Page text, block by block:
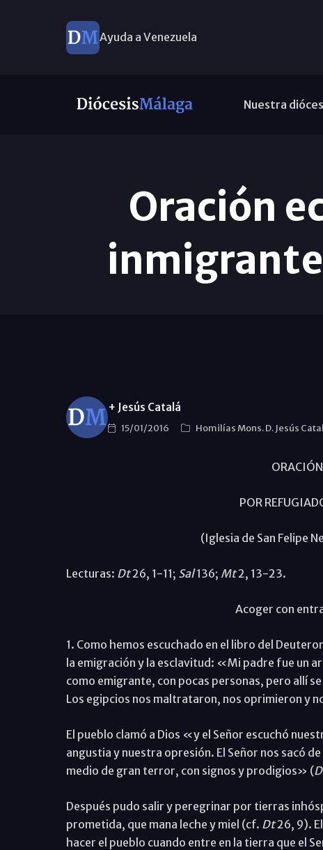
Ayuda a Venezuela
Nuestra
Oración
+ Jesús Catalá
15/01/2016 Homilías Mons. D. Jesús
POR
(Iglesia de San Felipe
Lecturas: Dt26, 1-11; Sal136; Mt2, 13-23.
Acoger con
1. Como hemos escuchado en el libro del
la emigración y la esclavitud: «Mi padre fue un
como emigrante, con pocas personas, pero allí
Los egipcios nos maltrataron, nos oprimieron y
El pueblo clamó a Dios «y el Señor escuchó
angustia y nuestra opresión. El Señor nos sacó
medio de gran terror, con signos y prodigios» (
Después pudo salir y peregrinar por tierras
prometida, que mana leche y miel (cf. Dt26, 9).
hacer el pueblo cuando entre en la tierra que el